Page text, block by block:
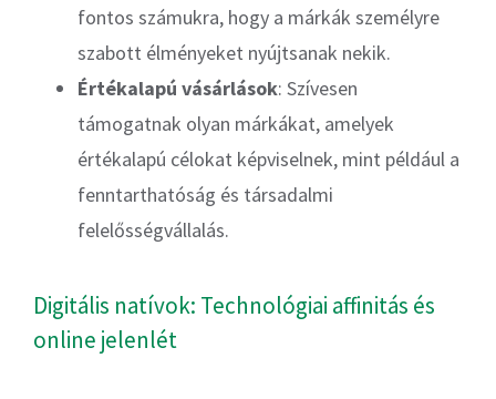
fontos számukra, hogy a márkák személyre
szabott élményeket nyújtsanak nekik.
Értékalapú vásárlások: Szívesen
támogatnak olyan márkákat, amelyek
értékalapú célokat képviselnek, mint például a
fenntarthatóság és társadalmi
felelősségvállalás.
Digitális natívok: Technológiai affinitás és
online jelenlét